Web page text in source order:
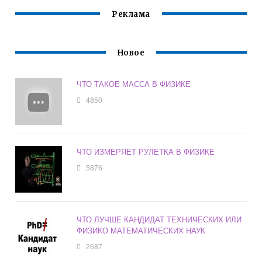
Реклама
Новое
ЧТО ТАКОЕ МАССА В ФИЗИКЕ
4850
ЧТО ИЗМЕРЯЕТ РУЛЕТКА В ФИЗИКЕ
5876
ЧТО ЛУЧШЕ КАНДИДАТ ТЕХНИЧЕСКИХ ИЛИ
ФИЗИКО МАТЕМАТИЧЕСКИХ НАУК
2687